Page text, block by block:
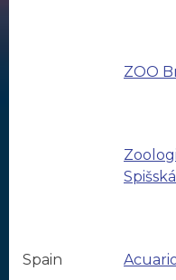
ZOO
Spain